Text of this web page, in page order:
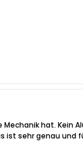
hat. Kein
sehr genau und